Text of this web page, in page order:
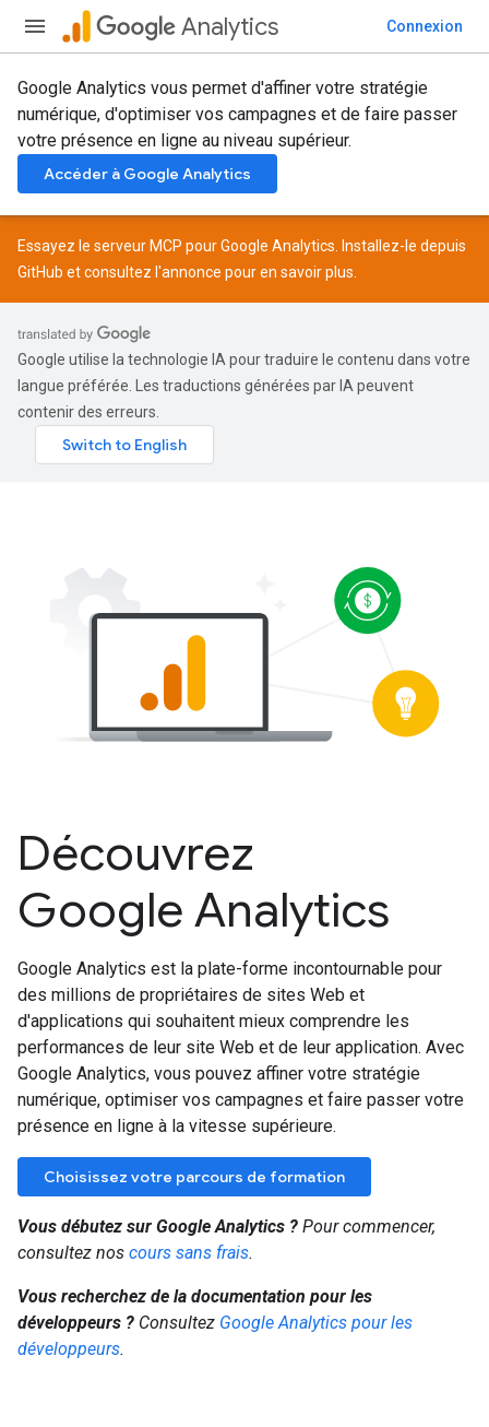
Analytics Connexion
Google Analytics vous permet d'affiner votre stratégie
numérique, d'optimiser vos campagnes et de faire passer
votre présence en ligne au niveau supérieur.
Accéder à Google Analytics
Essayez le serveur MCP pour Google Analytics. Installez-le depuis
GitHub et consultez l'annonce pour en savoir plus.
Google utilise la technologie IA pour traduire le contenu dans votre
langue préférée. Les traductions générées par IA peuvent
contenir des erreurs.
Découvrez
Google Analytics
Google Analytics est la plate-forme incontournable pour
des millions de propriétaires de sites Web et
d'applications qui souhaitent mieux comprendre les
performances de leur site Web et de leur application. Avec
Google Analytics, vous pouvez affiner votre stratégie
numérique, optimiser vos campagnes et faire passer votre
présence en ligne à la vitesse supérieure.
Choisissez votre parcours de formation
Vous débutez sur Google Analytics ? Pour commencer,
consultez nos cours sans frais.
Vous recherchez de la documentation pour les
développeurs ? Consultez Google Analytics pour les
développeurs.